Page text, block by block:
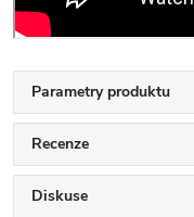
Parametry produktu
Recenze
Diskuse